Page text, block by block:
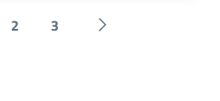
2 3 Successiva »